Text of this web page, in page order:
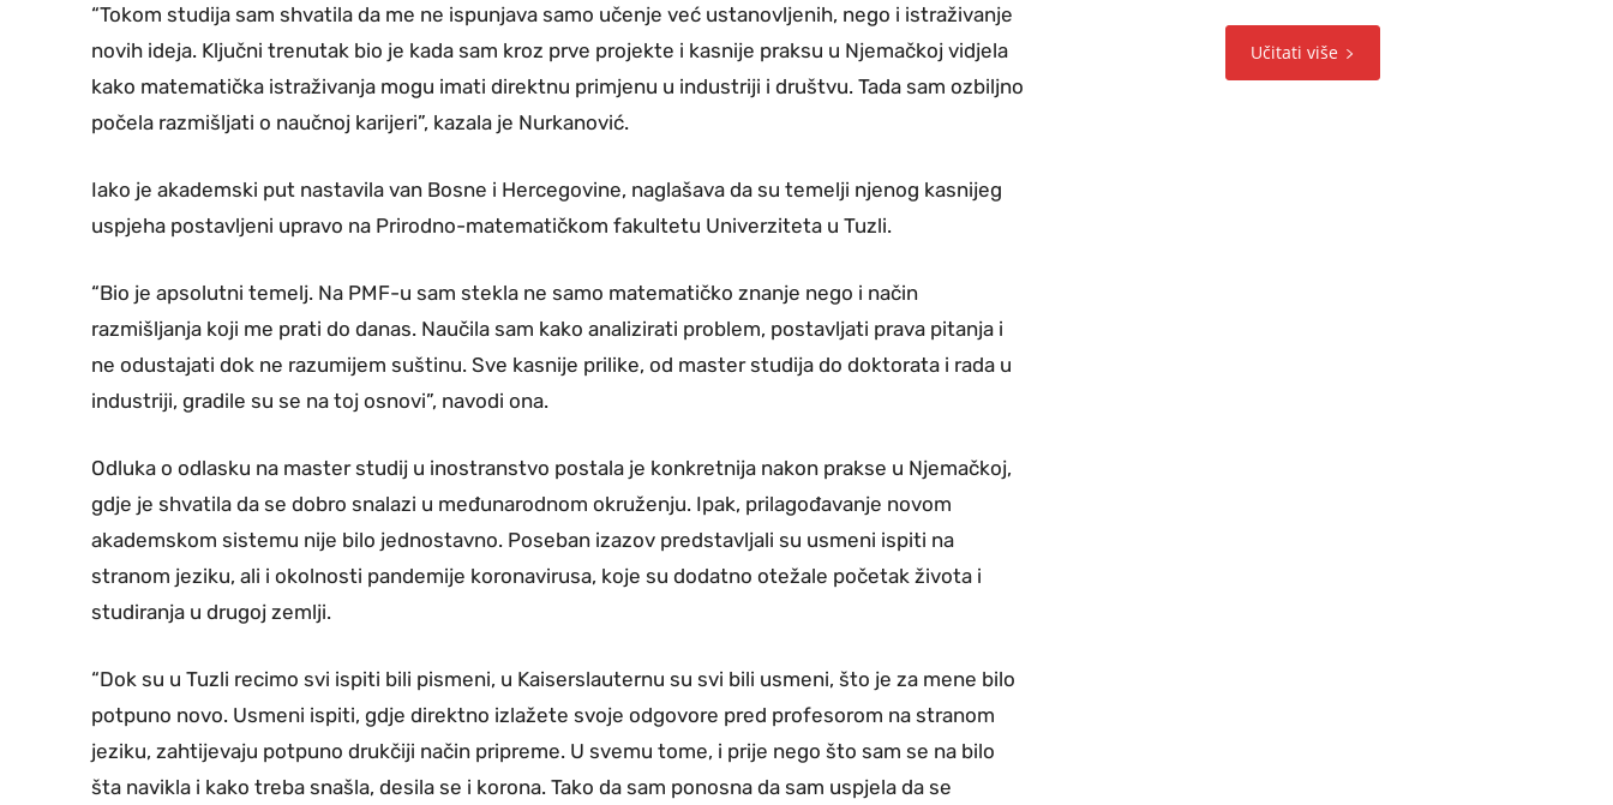
“Tokom studija sam shvatila da me ne ispunjava samo učenje već ustanovljenih, nego i istraživanje
novih ideja. Ključni trenutak bio je kada sam kroz prve projekte i kasnije praksu u Njemačkoj vidjela
kako matematička istraživanja mogu imati direktnu primjenu u industriji i društvu. Tada sam ozbiljno
počela razmišljati o naučnoj karijeri”, kazala je Nurkanović.
Iako je akademski put nastavila van Bosne i Hercegovine, naglašava da su temelji njenog kasnijeg
uspjeha postavljeni upravo na Prirodno-matematičkom fakultetu Univerziteta u Tuzli.
“Bio je apsolutni temelj. Na PMF-u sam stekla ne samo matematičko znanje nego i način
razmišljanja koji me prati do danas. Naučila sam kako analizirati problem, postavljati prava pitanja i
ne odustajati dok ne razumijem suštinu. Sve kasnije prilike, od master studija do doktorata i rada u
industriji, gradile su se na toj osnovi”, navodi ona.
Odluka o odlasku na master studij u inostranstvo postala je konkretnija nakon prakse u Njemačkoj,
gdje je shvatila da se dobro snalazi u međunarodnom okruženju. Ipak, prilagođavanje novom
akademskom sistemu nije bilo jednostavno. Poseban izazov predstavljali su usmeni ispiti na
stranom jeziku, ali i okolnosti pandemije koronavirusa, koje su dodatno otežale početak života i
studiranja u drugoj zemlji.
“Dok su u Tuzli recimo svi ispiti bili pismeni, u Kaiserslauternu su svi bili usmeni, što je za mene bilo
potpuno novo. Usmeni ispiti, gdje direktno izlažete svoje odgovore pred profesorom na stranom
jeziku, zahtijevaju potpuno drukčiji način pripreme. U svemu tome, i prije nego što sam se na bilo
šta navikla i kako treba snašla, desila se i korona. Tako da sam ponosna da sam uspjela da se
Učitati više